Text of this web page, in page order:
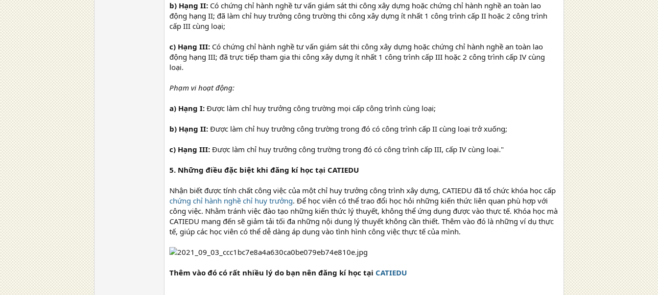
b) Hạng II: Có chứng chỉ hành nghề tư vấn giám sát thi công xây dựng hoặc chứng chỉ hành nghề an toàn lao
động hạng II; đã làm chỉ huy trưởng công trường thi công xây dựng ít nhất 1 công trình cấp II hoặc 2 công trình
cấp III cùng loại;
c) Hạng III: Có chứng chỉ hành nghề tư vấn giám sát thi công xây dựng hoặc chứng chỉ hành nghề an toàn lao
động hạng III; đã trực tiếp tham gia thi công xây dựng ít nhất 1 công trình cấp III hoặc 2 công trình cấp IV cùng
loại.
Phạm vi hoạt động:
a) Hạng I: Được làm chỉ huy trưởng công trường mọi cấp công trình cùng loại;
b) Hạng II: Được làm chỉ huy trưởng công trường trong đó có công trình cấp II cùng loại trở xuống;
c) Hạng III: Được làm chỉ huy trưởng công trường trong đó có công trình cấp III, cấp IV cùng loại."
5. Những điều đặc biệt khi đăng kí học tại CATIEDU
Nhận biết được tính chất công việc của một chỉ huy trưởng công trình xây dựng, CATIEDU đã tổ chức khóa học cấp
chứng chỉ hành nghề chỉ huy trưởng. Để học viên có thể trao đổi học hỏi những kiến thức liên quan phù hợp với
công việc. Nhằm tránh việc đào tạo những kiến thức lý thuyết, không thể ứng dụng được vào thực tế. Khóa học mà
CATIEDU mang đến sẽ giảm tải tối đa những nội dung lý thuyết không cần thiết. Thêm vào đó là những ví dụ thực
tế, giúp các học viên có thể dễ dàng áp dụng vào tình hình công việc thực tế của mình.
Thêm vào đó có rất nhiều lý do bạn nên đăng kí học tại CATIEDU